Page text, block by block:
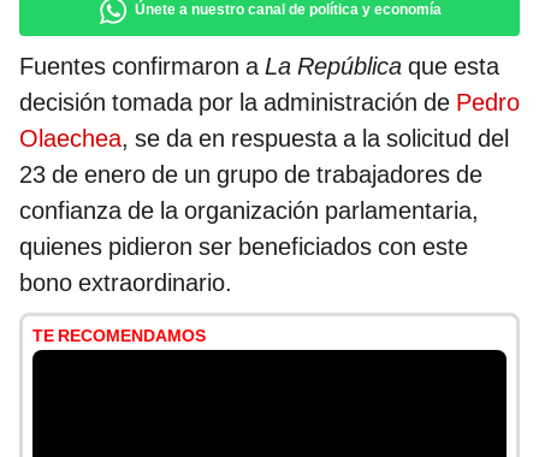
Únete a nuestro canal de política y economía
Fuentes confirmaron aLa República que esta
decisión tomada por la administración de Pedro
Olaechea, se da en respuesta a la solicitud del
23 de enero de un grupo de trabajadores de
confianza de la organización parlamentaria,
quienes pidieron ser beneficiados con este
bono extraordinario.
TE RECOMENDAMOS